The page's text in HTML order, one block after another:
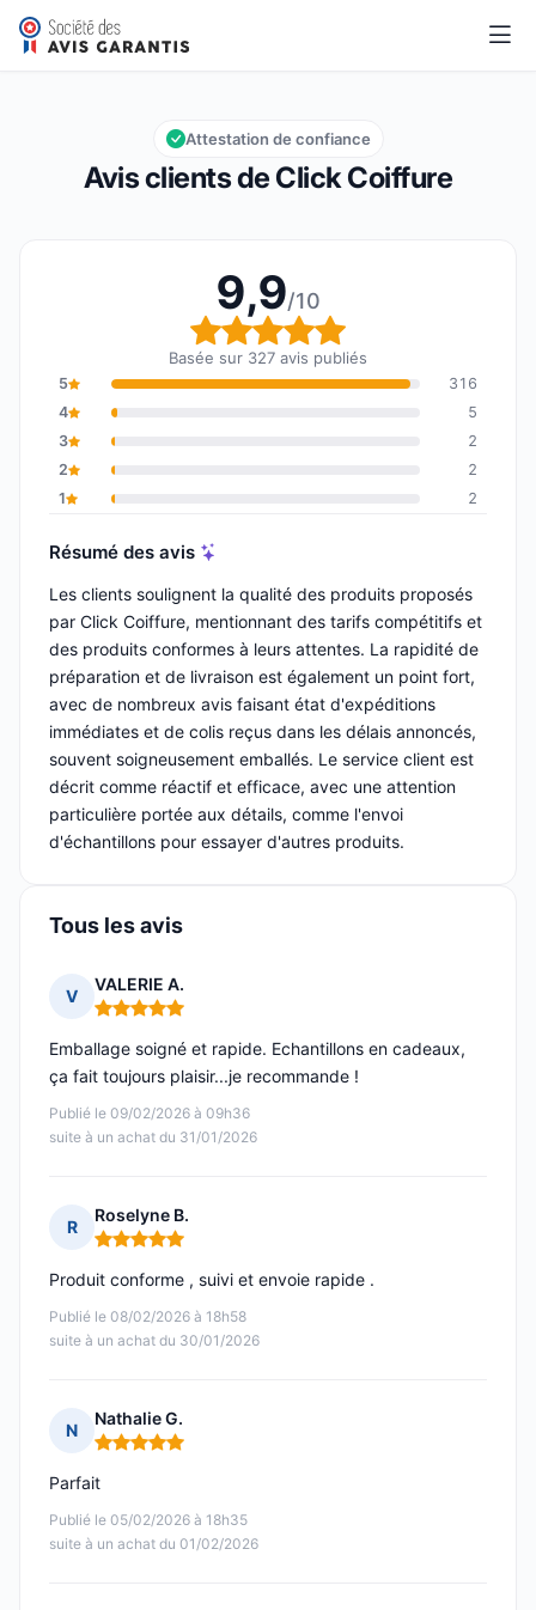
Click Coiffure
Note globale : 9,9 sur 10
9,9/10
Avis clients de Click Coiffure
Attestation de confiance
9,9/10
Note globale : 9,9 sur
Basée sur 327 avis publiés
5
316
4
5
3
2
2
2
1
2
Résumé des avis
Les clients soulignent la qualité des produits proposés
par Click Coiffure, mentionnant des tarifs compétitifs et
des produits conformes à leurs attentes. La rapidité de
préparation et de livraison est également un point fort,
avec de nombreux avis faisant état d'expéditions
immédiates et de colis reçus dans les délais annoncés,
souvent soigneusement emballés. Le service client est
décrit comme réactif et efficace, avec une attention
particulière portée aux détails, comme l'envoi
d'échantillons pour essayer d'autres produits.
Tous les avis
V
VALERIE A.
Note : 5 sur 5
Publié le 09/02/2026 à 09h36
suite à un achat du 31/01/2026
Emballage soigné et rapide. Echantillons en cadeaux,
ça fait toujours plaisir...je recommande !
R
Roselyne B.
Note : 5 sur 5
Publié le 08/02/2026 à 18h58
suite à un achat du 30/01/2026
Produit conforme , suivi et envoie rapide .
N
Nathalie G.
Note : 5 sur 5
Publié le 05/02/2026 à 18h35
suite à un achat du 01/02/2026
Parfait